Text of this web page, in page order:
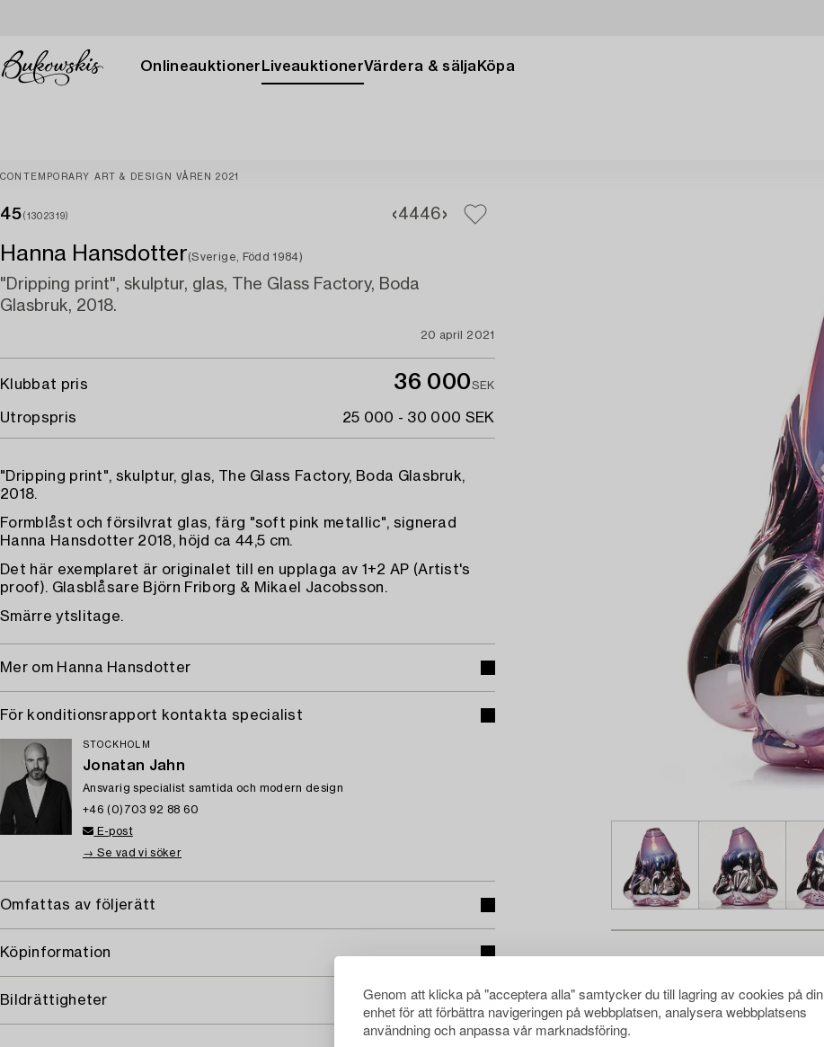
Genom att klicka på "acceptera alla" samtycker du till lagring av cookies på din
enhet för att förbättra navigeringen på webbplatsen, analysera webbplatsens
användning och anpassa vår marknadsföring.
Onlineauktioner LiveauktionerVärdera & sälja Köpa
CONTEMPORARY ART & DESIGN VÅREN 2021
45 (1302319) 4446
Hanna Hansdotter(Sverige, Född 1984)
"Dripping print", skulptur, glas, The Glass Factory, Boda
Glasbruk, 2018.
20 april 2021
Klubbat pris 36 000SEK
Utropspris 25 000 - 30 000 SEK
"Dripping print", skulptur, glas, The Glass Factory, Boda Glasbruk,
2018.
Formblåst och försilvrat glas, färg "soft pink metallic", signerad
Hanna Hansdotter 2018, höjd ca 44,5 cm.
Det här exemplaret är originalet till en upplaga av 1+2 AP (Artist's
proof). Glasblåsare Björn Friborg & Mikael Jacobsson.
Smärre ytslitage.
Mer om Hanna Hansdotter
För konditionsrapport kontakta specialist
STOCKHOLM
Jonatan Jahn
Ansvarig specialist samtida och modern design
+46 (0)703 92 88 60
E-post
→ Se vad vi söker
Omfattas av följerätt
Köpinformation
Bildrättigheter